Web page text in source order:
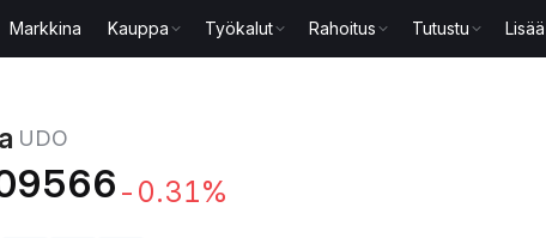
Markkina Kauppa Työkalut Rahoitus Tutustu
UDO
-0.31%